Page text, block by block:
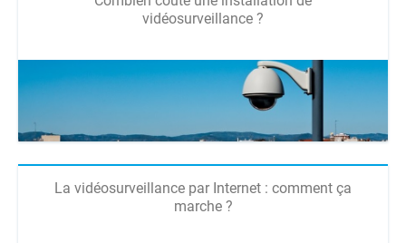
vidéosurveillance ?
La vidéosurveillance par Internet : comment ça
marche ?